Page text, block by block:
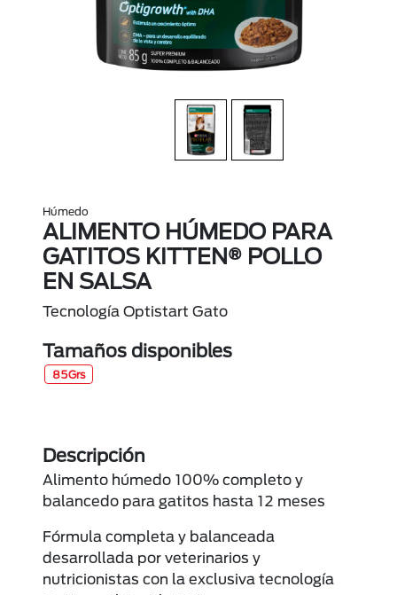
Húmedo
ALIMENTO HÚMEDO PARA
GATITOS KITTEN® POLLO
EN SALSA
Tecnología Optistart Gato
Tamaños disponibles
85Grs
Descripción
Alimento húmedo 100% completo y
balancedo para gatitos hasta 12 meses
Fórmula completa y balanceada
desarrollada por veterinarios y
nutricionistas con la exclusiva tecnología